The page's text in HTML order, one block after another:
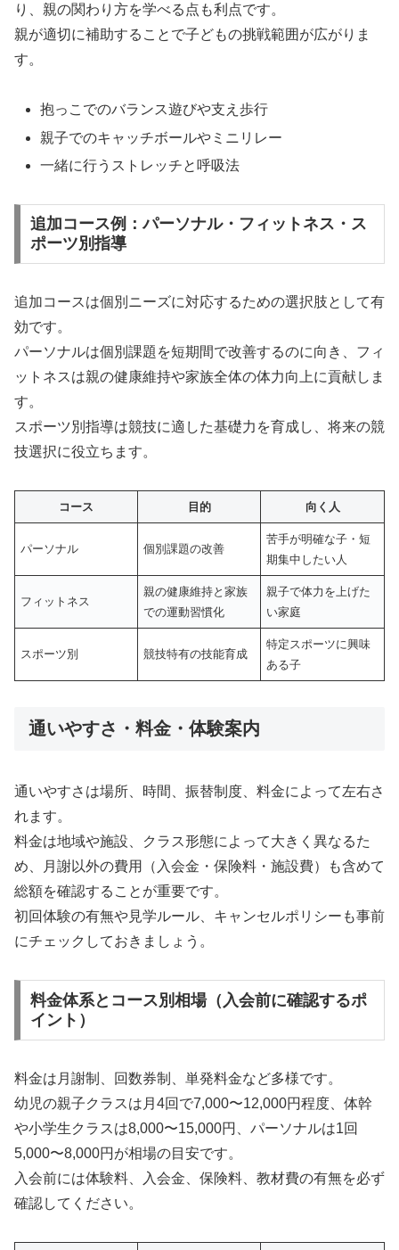
り、親の関わり方を学べる点も利点です。
親が適切に補助することで子どもの挑戦範囲が広がりま
す。
抱っこでのバランス遊びや支え歩行
親子でのキャッチボールやミニリレー
一緒に行うストレッチと呼吸法
追加コース例：パーソナル・フィットネス・ス
ポーツ別指導
追加コースは個別ニーズに対応するための選択肢として有
効です。
パーソナルは個別課題を短期間で改善するのに向き、フィ
ットネスは親の健康維持や家族全体の体力向上に貢献しま
す。
スポーツ別指導は競技に適した基礎力を育成し、将来の競
技選択に役立ちます。
コース 目的 向く人
パーソナル 個別課題の改善
苦手が明確な子・短
期集中したい人
フィットネス
親の健康維持と家族
での運動習慣化
親子で体力を上げた
い家庭
スポーツ別 競技特有の技能育成
特定スポーツに興味
ある子
通いやすさ・料金・体験案内
通いやすさは場所、時間、振替制度、料金によって左右さ
れます。
料金は地域や施設、クラス形態によって大きく異なるた
め、月謝以外の費用（入会金・保険料・施設費）も含めて
総額を確認することが重要です。
初回体験の有無や見学ルール、キャンセルポリシーも事前
にチェックしておきましょう。
料金体系とコース別相場（入会前に確認するポ
イント）
料金は月謝制、回数券制、単発料金など多様です。
幼児の親子クラスは月4回で7,000〜12,000円程度、体幹
や小学生クラスは8,000〜15,000円、パーソナルは1回
5,000〜8,000円が相場の目安です。
入会前には体験料、入会金、保険料、教材費の有無を必ず
確認してください。